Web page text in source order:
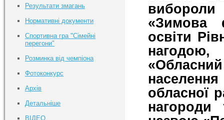
вибороли
«Зимова
освіти
нагодою,
обласної
нагороди
Результати змагань
Нормативні документи
Спортивна гра "Сімейні
перегони"
Розминка від чемпіона
Фотоконкурс
Архів
Детальніше
ВІДЕО